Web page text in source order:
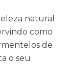
natural
como
de
o seu